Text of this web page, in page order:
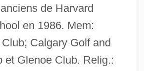
de Harvard
en 1986. Mem:
Calgary Golf and
et Glenoe Club. Relig.:
Oscar)